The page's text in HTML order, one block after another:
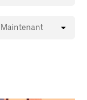
Maintenant